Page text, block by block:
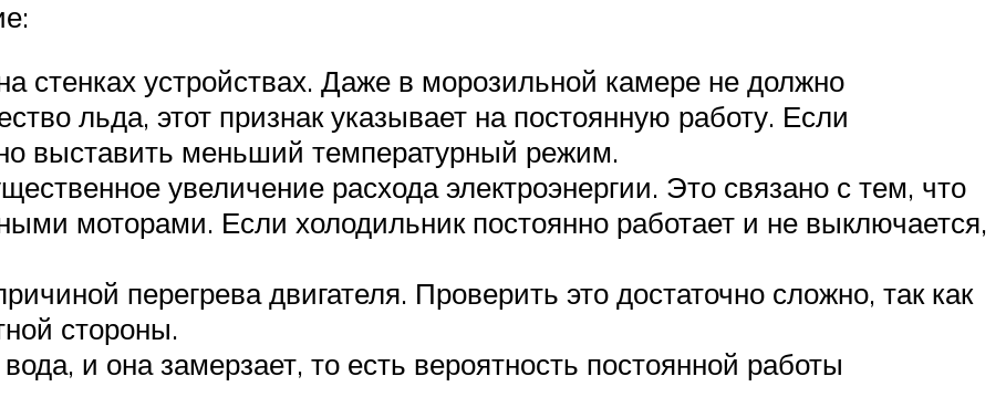
стенках устройствах. Даже в морозильной камере не должно
льда, этот признак указывает на постоянную работу. Если
выставить меньший температурный режим.
увеличение расхода электроэнергии. Это связано с тем, что
моторами. Если холодильник постоянно работает и не выключается,
перегрева двигателя. Проверить это достаточно сложно, так как
стороны.
и она замерзает, то есть вероятность постоянной работы